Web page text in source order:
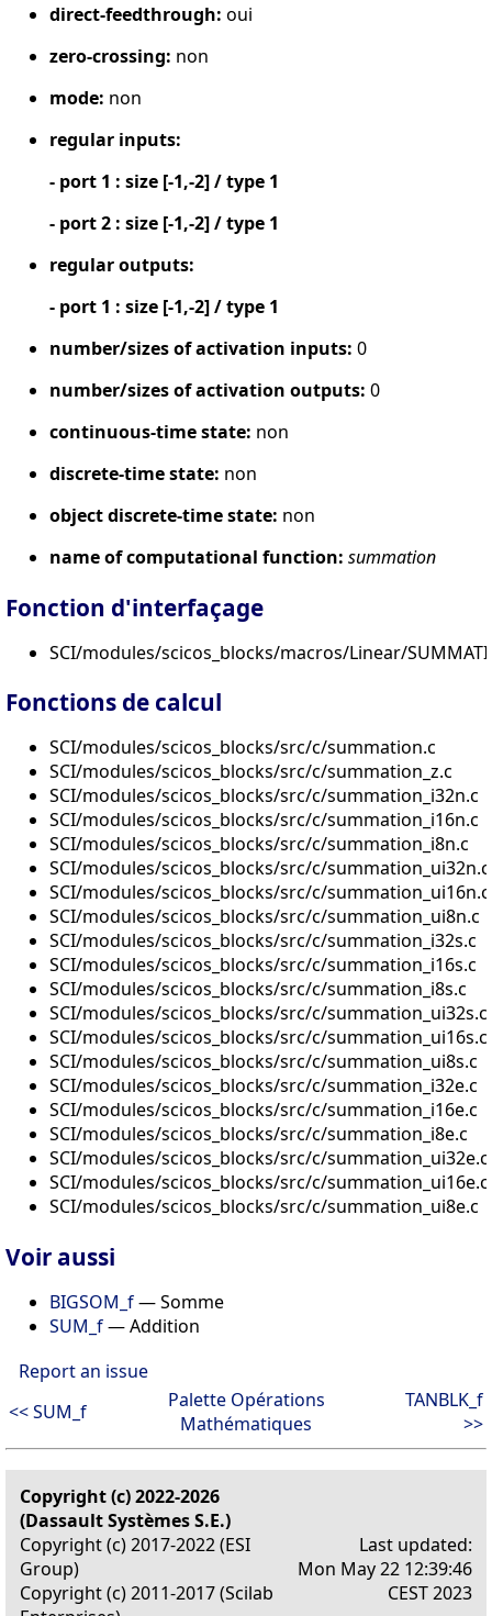
direct-feedthrough: oui
zero-crossing: non
mode: non
regular inputs:
- port 1 : size [-1,-2] / type 1
- port 2 : size [-1,-2] / type 1
regular outputs:
- port 1 : size [-1,-2] / type 1
number/sizes of activation inputs: 0
number/sizes of activation outputs: 0
continuous-time state: non
discrete-time state: non
object discrete-time state: non
name of computational function: summation
Fonction d'interfaçage
SCI/modules/scicos_blocks/macros/Linear/
Fonctions de calcul
SCI/modules/scicos_blocks/src/c/summation.c
SCI/modules/scicos_blocks/src/c/summation_z.c
SCI/modules/scicos_blocks/src/c/summation_i32n.c
SCI/modules/scicos_blocks/src/c/summation_i16n.c
SCI/modules/scicos_blocks/src/c/summation_i8n.c
SCI/modules/scicos_blocks/src/c/summation_ui32n.c
SCI/modules/scicos_blocks/src/c/summation_ui16n.c
SCI/modules/scicos_blocks/src/c/summation_ui8n.c
SCI/modules/scicos_blocks/src/c/summation_i32s.c
SCI/modules/scicos_blocks/src/c/summation_i16s.c
SCI/modules/scicos_blocks/src/c/summation_i8s.c
SCI/modules/scicos_blocks/src/c/summation_ui32s.c
SCI/modules/scicos_blocks/src/c/summation_ui16s.c
SCI/modules/scicos_blocks/src/c/summation_ui8s.c
SCI/modules/scicos_blocks/src/c/summation_i32e.c
SCI/modules/scicos_blocks/src/c/summation_i16e.c
SCI/modules/scicos_blocks/src/c/summation_i8e.c
SCI/modules/scicos_blocks/src/c/summation_ui32e.c
SCI/modules/scicos_blocks/src/c/summation_ui16e.c
SCI/modules/scicos_blocks/src/c/summation_ui8e.c
Voir aussi
BIGSOM_f— Somme
SUM_f— Addition
Report an issue
<< SUM_f
Palette Opérations
Mathématiques
TANBLK_f
>>
Copyright (c) 2022-2026
(Dassault Systèmes S.E.)
Copyright (c) 2017-2022 (ESI
Group)
Copyright (c) 2011-2017 (Scilab
Last updated:
Mon May 22 12:39:46
CEST 2023